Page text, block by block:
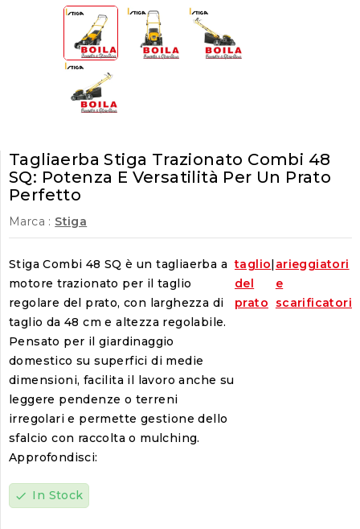
Tagliaerba Stiga Trazionato Combi 48
SQ: Potenza E Versatilità Per Un Prato
Perfetto
Marca : Stiga
Stiga Combi 48 SQ è un tagliaerba a
motore trazionato per il taglio
regolare del prato, con larghezza di
taglio da 48 cm e altezza regolabile.
Pensato per il giardinaggio
domestico su superfici di medie
dimensioni, facilita il lavoro anche su
leggere pendenze o terreni
irregolari e permette gestione dello
sfalcio con raccolta o mulching.
Approfondisci:
taglio
del
prato
|arieggiatori
e
scarificatori
check In Stock